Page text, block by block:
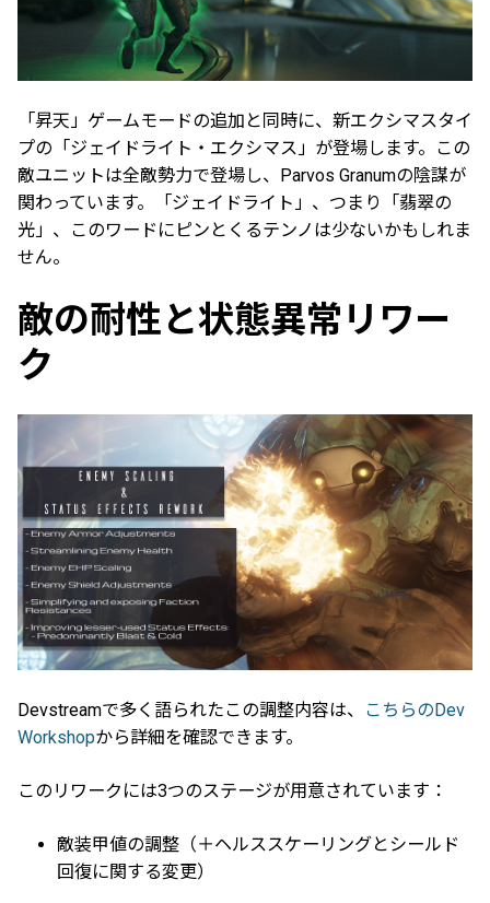
「昇天」ゲームモードの追加と同時に、新エクシマスタイ
プの「ジェイドライト・エクシマス」が登場します。この
敵ユニットは全敵勢力で登場し、Parvos Granumの陰謀が
関わっています。「ジェイドライト」、つまり「翡翠の
光」、このワードにピンとくるテンノは少ないかもしれま
せん。
敵の耐性と状態異常リワー
ク
Devstreamで多く語られたこの調整内容は、
こちらのDev
Workshopから詳細を確認できます。
このリワークには3つのステージが用意されています：
敵装甲値の調整（＋ヘルススケーリングとシールド
回復に関する変更）